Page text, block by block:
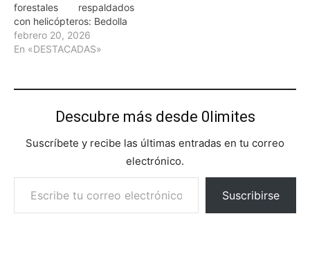
forestales respaldados
con helicópteros: Bedolla
febrero 20, 2026
En «DESTACADAS»
Descubre más desde 0limites
Suscríbete y recibe las últimas entradas en tu correo
electrónico.
Escribe tu correo electrónico…
Suscribirse